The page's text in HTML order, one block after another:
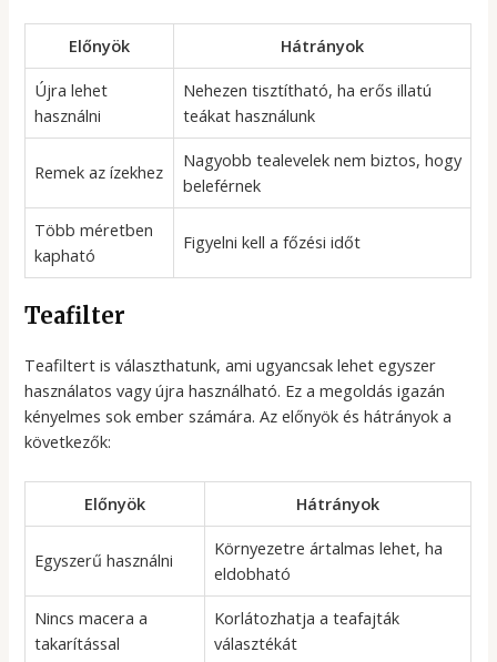
Előnyök
Hátrányok
Újra lehet
használni
Nehezen tisztítható, ha erős illatú
teákat használunk
Remek az ízekhez
Nagyobb tealevelek nem biztos, hogy
beleférnek
Több méretben
kapható
Figyelni kell a főzési időt
Teafilter
Teafiltert is választhatunk, ami ugyancsak lehet egyszer
használatos vagy újra használható. Ez a megoldás igazán
kényelmes sok ember számára. Az előnyök és hátrányok a
következők:
Előnyök Hátrányok
Egyszerű használni
Környezetre ártalmas lehet, ha
eldobható
Nincs macera a
takarítással
Korlátozhatja a teafajták
választékát